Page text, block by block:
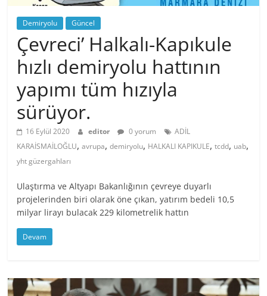
Demiryolu Güncel
Çevreci’ Halkalı-Kapıkule
hızlı demiryolu hattının
yapımı tüm hızıyla
sürüyor.
16 Eylül 2020 editor 0 yorum
ADİL
KARAİSMAİLOĞLU,avrupa,demiryolu, HALKALI KAPIKULE,tcdd, uab,
yht güzergahları
Ulaştırma ve Altyapı Bakanlığının çevreye duyarlı
projelerinden biri olarak öne çıkan, yatırım bedeli 10,5
milyar lirayı bulacak 229 kilometrelik hattın
Devam